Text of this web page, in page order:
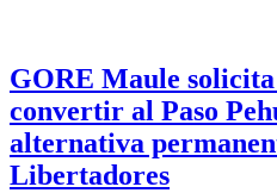
GORE Maule
convertir al Paso
alternativa
Libertadores